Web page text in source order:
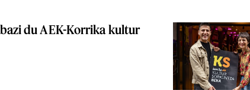
du AEK-Korrika kultur